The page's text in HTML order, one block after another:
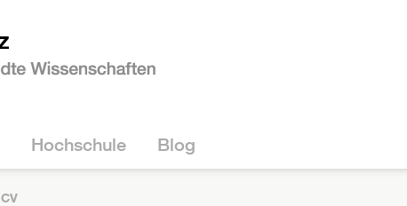
Hochschule Blog
CV